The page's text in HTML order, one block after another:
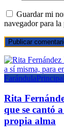
Guardar mi
navegador para
Farándula
Rita
que se cantó
propia alma